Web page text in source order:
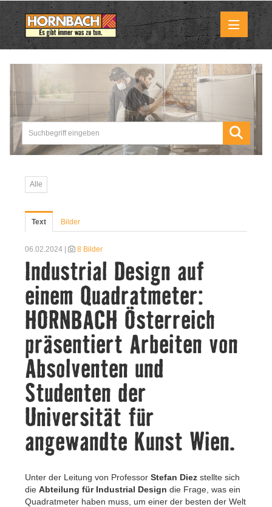
Pressemitteilungen
Downloads
Marktbilder
Kontakt
Alle
Text Bilder
06.02.2024 | 8 Bilder
Industrial Design auf
einem Quadratmeter:
HORNBACH Österreich
präsentiert Arbeiten von
Absolventen und
Studenten der
Universität für
angewandte Kunst Wien.
Unter der Leitung von Professor Stefan Diez stellte sich
die Abteilung für Industrial Design die Frage, was ein
Quadratmeter haben muss, um einer der besten der Welt